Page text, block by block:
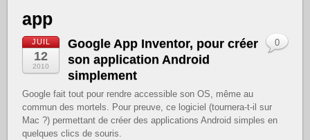
app
JUIL
12
2010
Google App Inventor, pour créer
son application Android
simplement
Google fait tout pour rendre accessible son OS, même au
commun des mortels. Pour preuve, ce logiciel (tournera-t-il sur
Mac ?) permettant de créer des applications Android simples en
quelques clics de souris.
0